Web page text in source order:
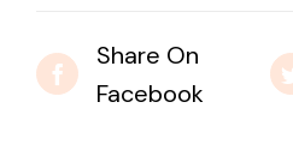
Share On
Facebook